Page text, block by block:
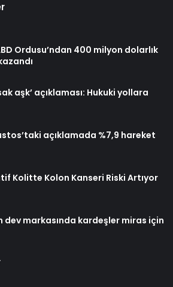
Ordusu’ndan 400 milyon dolarlık
aşk’ açıklaması: Hukuki yollara
açıklamada %7,9 hareket
Kolitte Kolon Kanseri Riski Artıyor
dev markasında kardeşler miras için